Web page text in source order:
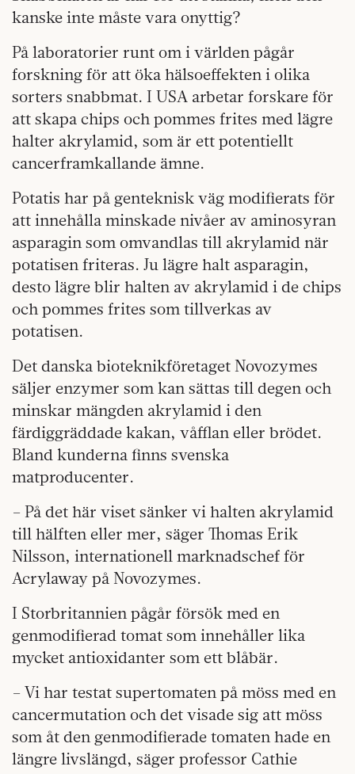
kanske inte måste vara onyttig?
På laboratorier runt om i världen pågår
forskning för att öka hälsoeffekten i olika
sorters snabbmat. I USA arbetar forskare för
att skapa chips och pommes frites med lägre
halter akrylamid, som är ett potentiellt
cancerframkallande ämne.
Potatis har på genteknisk väg modifierats för
att innehålla minskade nivåer av aminosyran
asparagin som omvandlas till akrylamid när
potatisen friteras. Ju lägre halt asparagin,
desto lägre blir halten av akrylamid i de chips
och pommes frites som tillverkas av
potatisen.
Det danska bioteknikföretaget Novozymes
säljer enzymer som kan sättas till degen och
minskar mängden akrylamid i den
färdiggräddade kakan, våfflan eller brödet.
Bland kunderna finns svenska
matproducenter.
– På det här viset sänker vi halten akrylamid
till hälften eller mer, säger Thomas Erik
Nilsson, internationell marknadschef för
Acrylaway på Novozymes.
I Storbritannien pågår försök med en
genmodifierad tomat som innehåller lika
mycket antioxidanter som ett blåbär.
– Vi har testat supertomaten på möss med en
cancermutation och det visade sig att möss
som åt den genmodifierade tomaten hade en
längre livslängd, säger professor Cathie